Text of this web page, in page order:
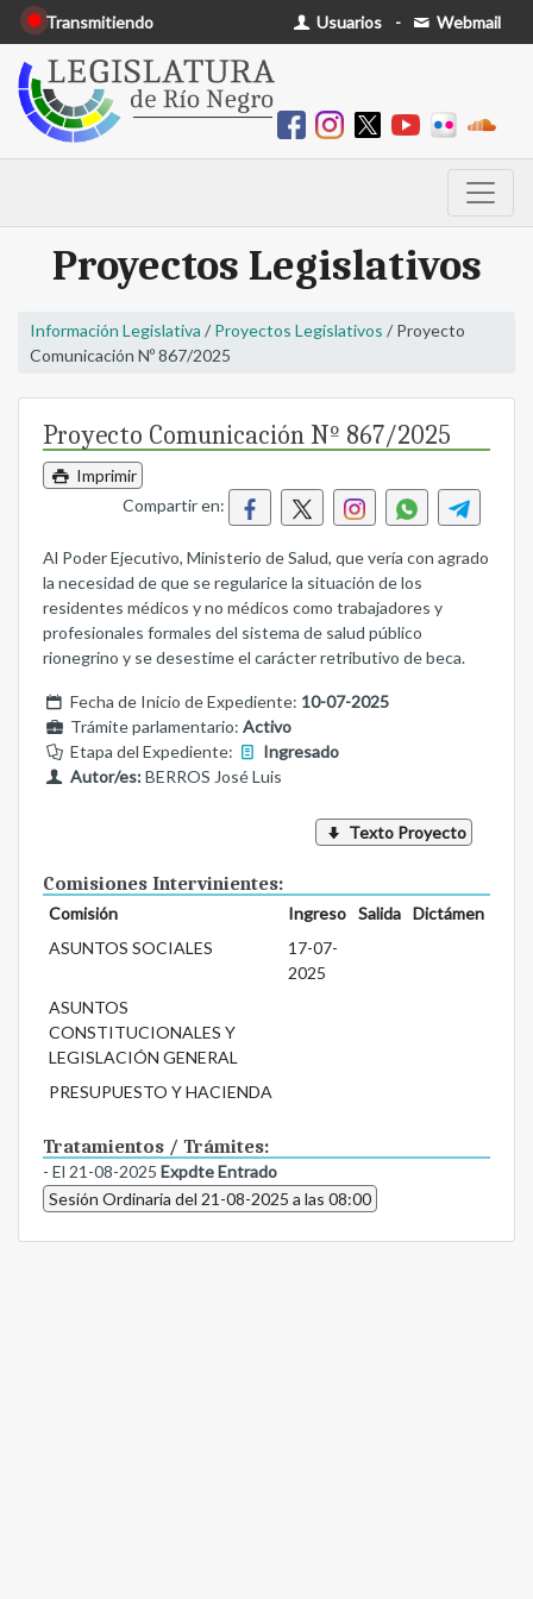
Transmitiendo Usuarios - Webmail
Proyectos Legislativos
Información Legislativa / Proyectos Legislativos / Proyecto
Comunicación Nº 867/2025
Proyecto Comunicación Nº 867/2025
Imprimir
Compartir en:
Al Poder Ejecutivo, Ministerio de Salud, que vería con agrado
la necesidad de que se regularice la situación de los
residentes médicos y no médicos como trabajadores y
profesionales formales del sistema de salud público
rionegrino y se desestime el carácter retributivo de beca.
Fecha de Inicio de Expediente: 10-07-2025
Trámite parlamentario: Activo
Etapa del Expediente:
Ingresado
Autor/es:BERROS José Luis
Texto Proyecto
Comisiones Intervinientes:
Comisión Ingreso Salida
Dictámen
ASUNTOS SOCIALES
17-07-
2025
ASUNTOS
CONSTITUCIONALES Y
LEGISLACIÓN GENERAL
PRESUPUESTO Y HACIENDA
Tratamientos / Trámites:
- El 21-08-2025 Expdte Entrado
Sesión Ordinaria del 21-08-2025 a las 08:00